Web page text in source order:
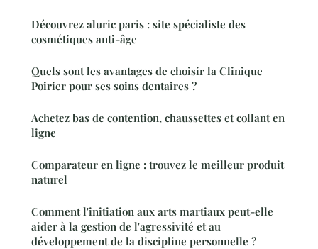
Découvrez aluric paris : site spécialiste des
cosmétiques anti-âge
Quels sont les avantages de choisir la Clinique
Poirier pour ses soins dentaires ?
Achetez bas de contention, chaussettes et collant en
ligne
Comparateur en ligne : trouvez le meilleur produit
naturel
Comment l'initiation aux arts martiaux peut-elle
aider à la gestion de l'agressivité et au
développement de la discipline personnelle ?